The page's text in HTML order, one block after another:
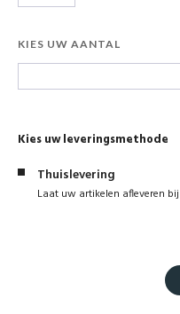
KIES UW AANTAL
Kies uw leveringsmethode
Thuislevering
Laat uw artikelen afleveren